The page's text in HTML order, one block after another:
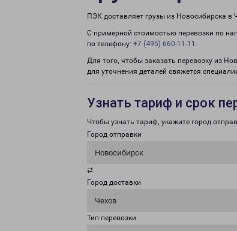
ПЭК доставляет грузы из Новосибирска
С примерной стоимостью перевозки по
по телефону: +7 (495) 660-11-11 .
Для того, чтобы заказать перевозку из
для уточнения деталей свяжется
Узнать тариф и срок
Чтобы узнать тариф, укажите город
Город отправки
Новосибирск
⇄
Город доставки
Чехов
Тип перевозки